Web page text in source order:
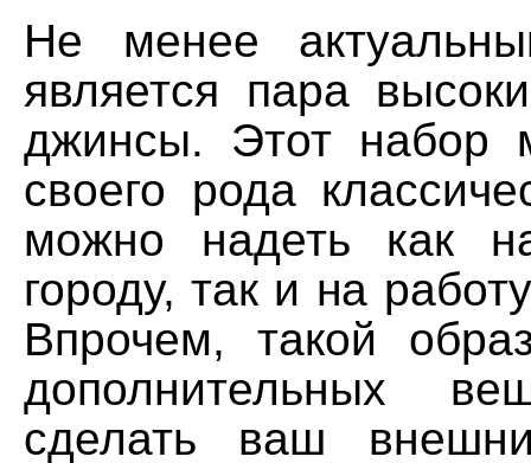
Не менее
является пара
джинсы. Этот набор
своего рода
можно надеть как
городу, так и на
Впрочем, такой
дополнительных
сделать ваш